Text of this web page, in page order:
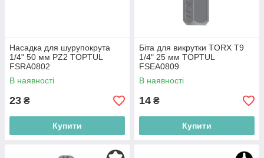
Насадка для шурупокрута
1/4" 50 мм PZ2 TOPTUL
FSRA0802
В наявності
23 ₴
Купити
Біта для викрутки TORX T9
1/4" 25 мм TOPTUL
FSEA0809
В наявності
14 ₴
Купити